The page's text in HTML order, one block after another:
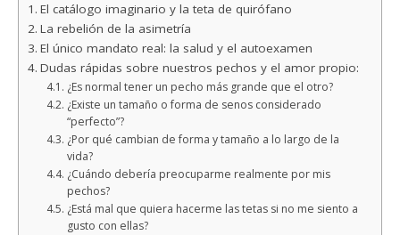
El catálogo imaginario y la teta de quirófano
La rebelión de la asimetría
El único mandato real: la salud y el autoexamen
Dudas rápidas sobre nuestros pechos y el amor propio:
¿Es normal tener un pecho más grande que el otro?
¿Existe un tamaño o forma de senos considerado
“perfecto”?
¿Por qué cambian de forma y tamaño a lo largo de la
vida?
¿Cuándo debería preocuparme realmente por mis
pechos?
¿Está mal que quiera hacerme las tetas si no me siento a
gusto con ellas?